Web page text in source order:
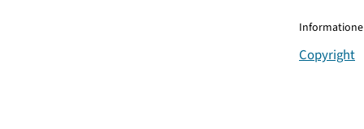
Copyright